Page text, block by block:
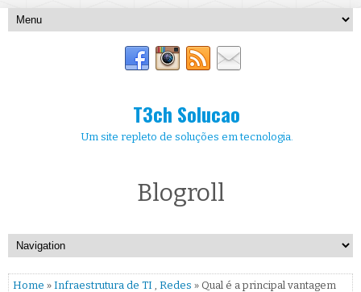
T3ch Solucao
Um site repleto de soluções em tecnologia.
Blogroll
Home » Infraestrutura de TI Redes » Qual é a principal vantagem